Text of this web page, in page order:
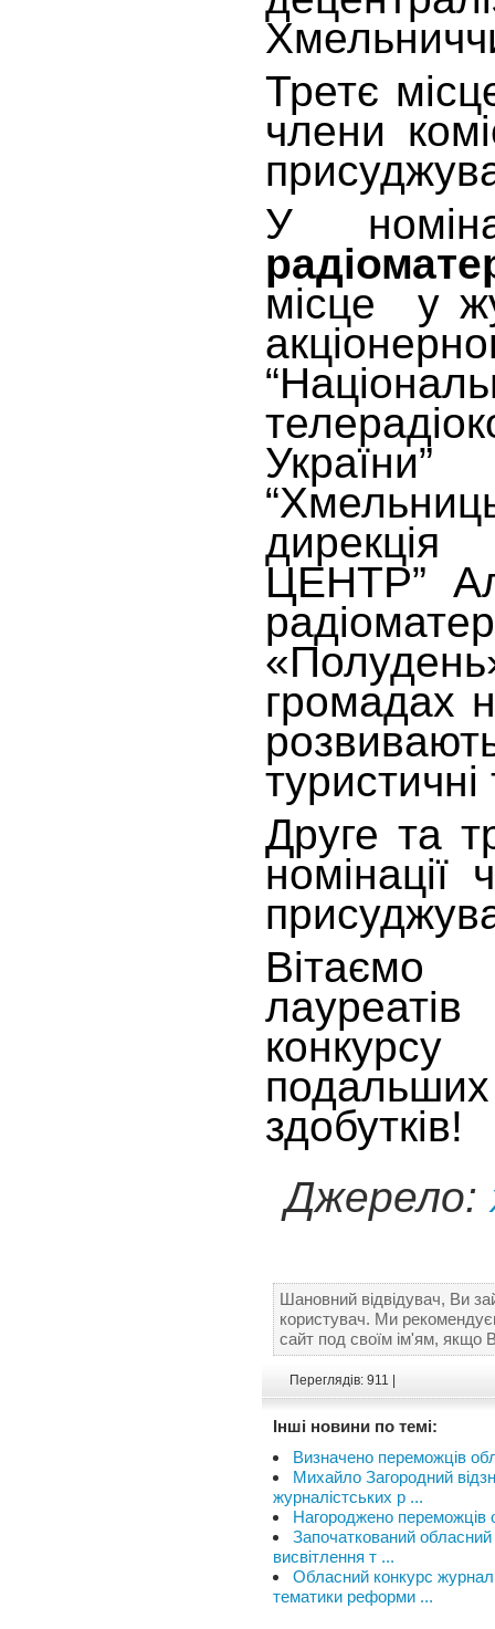
Третє
члени
У
місце у
України”
ЦЕНТР”
громадах
Друге та
номінації
Вітаємо
здобутків!
Джерело:
Шановний відвідувач, Ви
користувач. Ми
сайт под своїм ім'ям, якщо
Переглядів: 911 |
Інші новини по темі:
Визначено переможців
Михайло Загородний
журналістських р ...
Нагороджено переможців
Започаткований
висвітлення т ...
Обласний конкурс
тематики реформи ...